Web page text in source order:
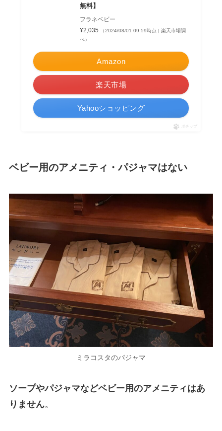
無料】
フラネベビー
¥2,035
（2024/08/01 09:59時点 | 楽天市場調
べ）
Amazon
楽天市場
Yahooショッピング
ポチップ
ベビー用のアメニティ・パジャマはない
ミラコスタのパジャマ
ソープやパジャマなどベビー用のアメニティはあ
りません。